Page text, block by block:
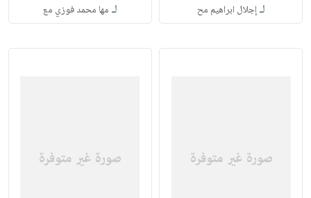
لـإجلال ابراهيم مح لـ مها محمد فوزي مع